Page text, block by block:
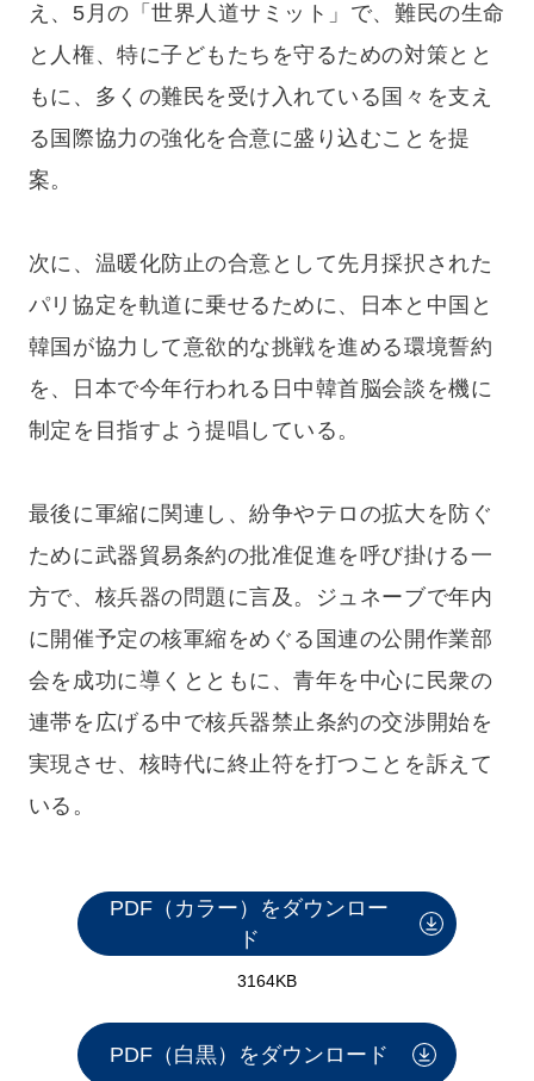
え、5月の「世界人道サミット」で、難民の生命
と人権、特に子どもたちを守るための対策とと
もに、多くの難民を受け入れている国々を支え
る国際協力の強化を合意に盛り込むことを提
案。
次に、温暖化防止の合意として先月採択された
パリ協定を軌道に乗せるために、日本と中国と
韓国が協力して意欲的な挑戦を進める環境誓約
を、日本で今年行われる日中韓首脳会談を機に
制定を目指すよう提唱している。
最後に軍縮に関連し、紛争やテロの拡大を防ぐ
ために武器貿易条約の批准促進を呼び掛ける一
方で、核兵器の問題に言及。ジュネーブで年内
に開催予定の核軍縮をめぐる国連の公開作業部
会を成功に導くとともに、青年を中心に民衆の
連帯を広げる中で核兵器禁止条約の交渉開始を
実現させ、核時代に終止符を打つことを訴えて
いる。
PDF（カラー）をダウンロー
ド
3164KB
PDF（白黒）をダウンロード